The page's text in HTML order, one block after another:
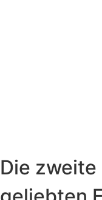
Die